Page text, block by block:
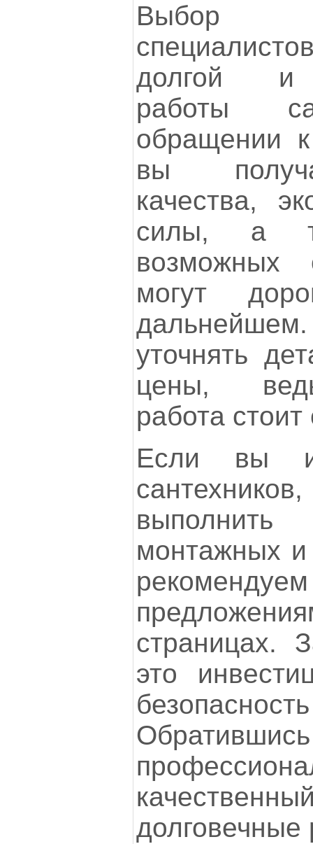
Выбор
долгой и
работы
обращении
вы
качества,
силы, а
возможных
могут
уточнять
цены,
работа стоит
Если вы
монтажных и
страницах.
это